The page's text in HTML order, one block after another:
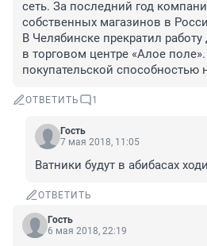
сеть. За последний год
собственных магазинов в
В Челябинске прекратил
в торговом центре «Алое
покупательской способностью
ОТВЕТИТЬ 1
Гость
7 мая 2018, 11:05
Ватники будут в абибасах
ОТВЕТИТЬ
Гость
6 мая 2018, 22:19